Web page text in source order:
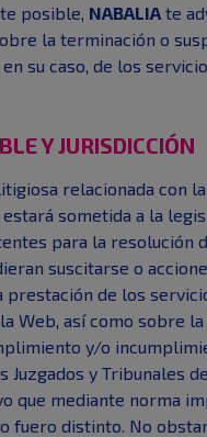
posible, NABALIA te
la terminación o
su caso, de los
Y JURISDICCIÓN
relacionada con
sometida a la
para la resolución
suscitarse o
prestación de los
Web, así como sobre
y/o
Juzgados y Tribunales
que mediante norma
fuero distinto. No